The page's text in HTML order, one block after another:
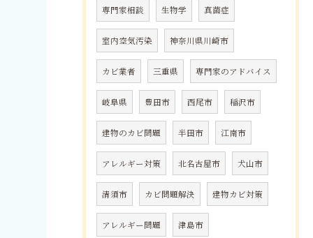
専門家相談 生物学 真菌症
室内空気汚染 神奈川県川崎市
カビ業者 三重県 専門家のアドバイス
岐阜県 豊田市 西尾市 稲沢市
建物のカビ問題 半田市 江南市
アレルギー対策 北名古屋市 犬山市
清須市 カビ問題解決 建物カビ対策
アレルギー問題 津島市